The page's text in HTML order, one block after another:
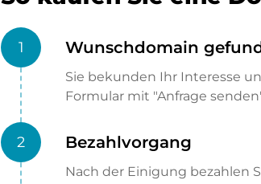
1 Wunschdomain
Sie bekunden Ihr Interesse
Formular mit "Anfrage
2 Bezahlvorgang
Nach der Einigung bezahlen